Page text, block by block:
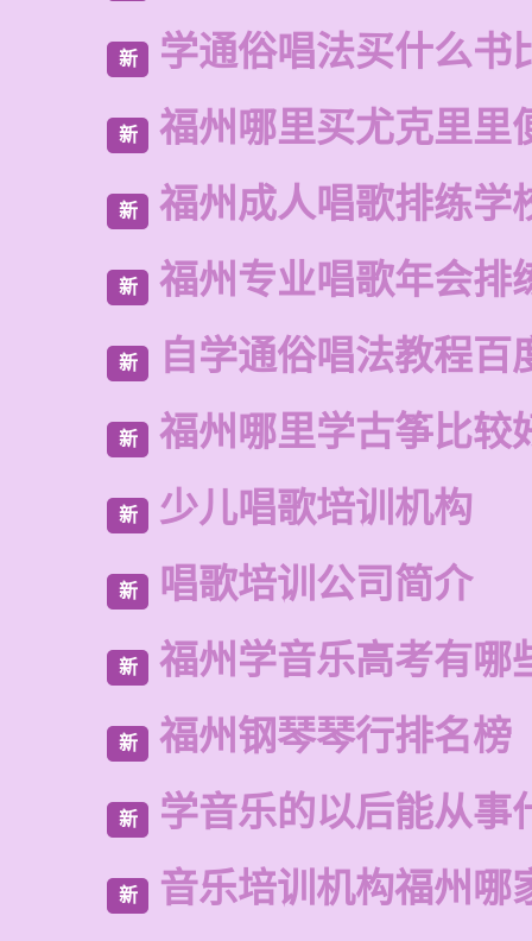
新 学通俗唱法买什么书
新 福州哪里买尤克里里
新 福州成人唱歌排练学
新 福州专业唱歌年会排
新 自学通俗唱法教程百
新 福州哪里学古筝比较
新 少儿唱歌培训机构
新 唱歌培训公司简介
新 福州学音乐高考有哪
新 福州钢琴琴行排名榜
新 学音乐的以后能从事
新 音乐培训机构福州哪